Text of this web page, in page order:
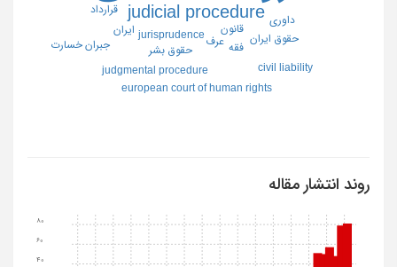
judicial procedure
jurisprudence قانون
عرف
حقوق بشر فقه
judgmental procedure
european court of human rights
حقوق ايران
داوري
قرارداد
civil liability
ايران
جبران خسارت
روند انتشار مقاله
40
60
80